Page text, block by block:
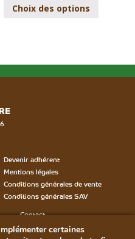
Choix des options
Devenir adhérent
Mentions légales
Conditions générales de vente
Conditions générales SAV
Contact
Formulaire SAV
certaines